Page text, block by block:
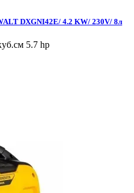
DXGNI42E/ 4.2 KW/ 230V/ 8л
5.7 hp